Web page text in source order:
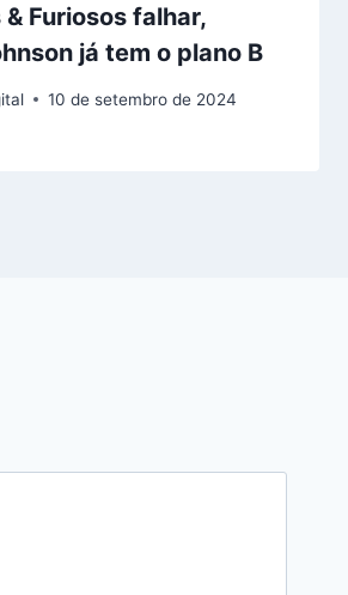
& Furiosos falhar,
já tem o plano B
10 de setembro de 2024